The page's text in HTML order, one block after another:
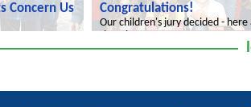
Concern Us
Congratulations!
Our children's jury decided - here
the winners.